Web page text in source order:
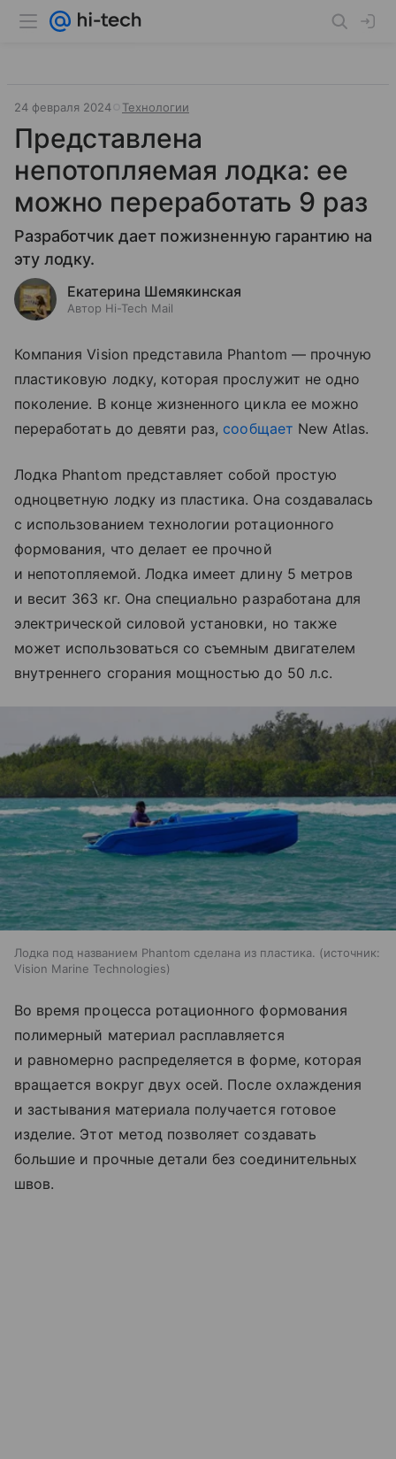
24 февраля 2024 Технологии
Представлена
непотопляемая лодка: ее
можно переработать 9 раз
Разработчик дает пожизненную гарантию на
эту лодку.
Екатерина Шемякинская
Автор Hi-Tech Mail
Компания Vision представила Phantom — прочную
пластиковую лодку, которая прослужит не одно
поколение. В конце жизненного цикла ее можно
переработать до девяти раз, сообщает New Atlas.
Лодка Phantom представляет собой простую
одноцветную лодку из пластика. Она создавалась
с использованием технологии ротационного
формования, что делает ее прочной
и непотопляемой. Лодка имеет длину 5 метров
и весит 363 кг. Она специально разработана для
электрической силовой установки, но также
может использоваться со съемным двигателем
внутреннего сгорания мощностью до 50 л.с.
Лодка под названием Phantom сделана из пластика.
источник:
Vision Marine Technologies
Во время процесса ротационного формования
полимерный материал расплавляется
и равномерно распределяется в форме, которая
вращается вокруг двух осей. После охлаждения
и застывания материала получается готовое
изделие. Этот метод позволяет создавать
большие и прочные детали без соединительных
швов.